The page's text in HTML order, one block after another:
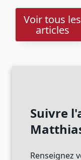
Voir tous les
articles
Suivre
Renseignez